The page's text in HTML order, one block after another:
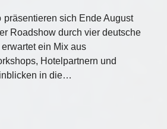
präsentieren sich Ende August
Roadshow durch vier deutsche
ein Mix aus
Hotelpartnern und
in die…